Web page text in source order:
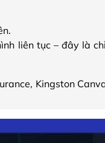
liên tục – đây là
Kingston